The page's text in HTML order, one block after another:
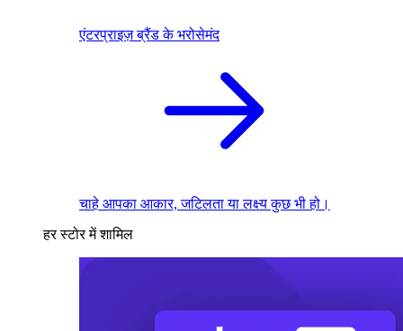
एंटरप्राइज़ ब्रैंड के भरोसेमंद
चाहे आपका आकार, जटिलता या लक्ष्य कुछ भी हो।
हर स्टोर में शामिल